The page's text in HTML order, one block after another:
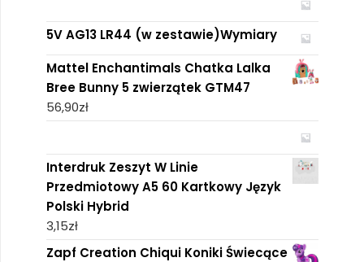
5V AG13 LR44 (w zestawie)Wymiary
Mattel Enchantimals Chatka Lalka
Bree Bunny 5 zwierzątek GTM47
56,90zł
Interdruk Zeszyt W Linie
Przedmiotowy A5 60 Kartkowy Język
Polski Hybrid
3,15zł
Zapf Creation Chiqui Koniki Świecące